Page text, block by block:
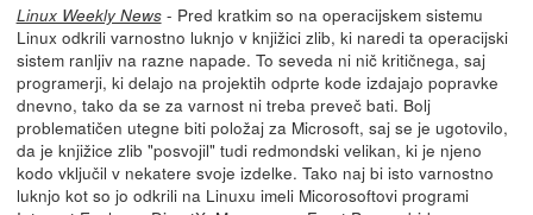
Linux Weekly News- Pred kratkim so na operacijskem sistemu
Linux odkrili varnostno luknjo v knjižici zlib, ki naredi ta operacijski
sistem ranljiv na razne napade. To seveda ni nič kritičnega, saj
programerji, ki delajo na projektih odprte kode izdajajo popravke
dnevno, tako da se za varnost ni treba preveč bati. Bolj
problematičen utegne biti položaj za Microsoft, saj se je ugotovilo,
da je knjižice zlib "posvojil" tudi redmondski velikan, ki je njeno
kodo vključil v nekatere svoje izdelke. Tako naj bi isto varnostno
luknjo kot so jo odkrili na Linuxu imeli Micorosoftovi programi